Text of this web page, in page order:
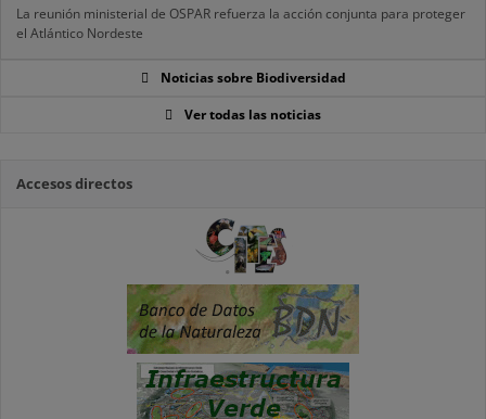
La reunión ministerial de OSPAR refuerza la acción conjunta para proteger
el Atlántico Nordeste
Noticias sobre Biodiversidad
Ver todas las noticias
Accesos directos